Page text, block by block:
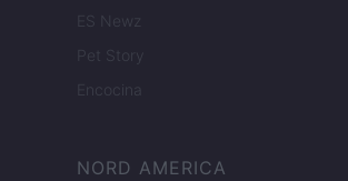
ES Newz
Pet Story
Encocina
NORD AMERICA